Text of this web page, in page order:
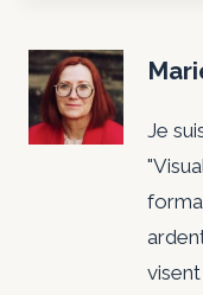
Je